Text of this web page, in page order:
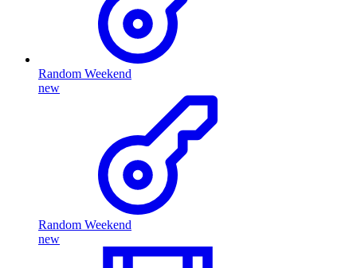
Random Weekend
new
Random Weekend
new